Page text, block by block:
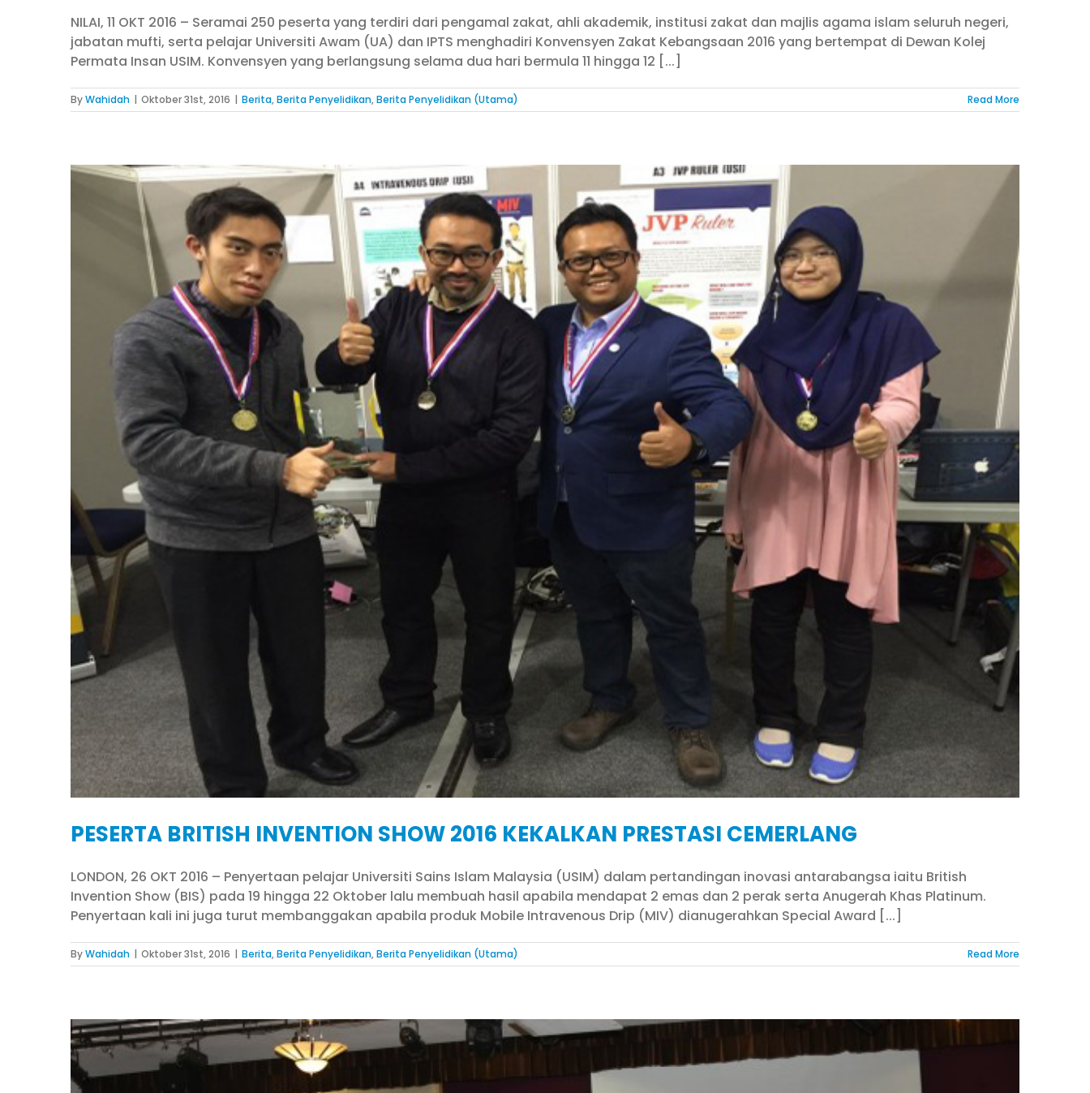
NILAI, 11 OKT 2016 – Seramai 250 peserta yang terdiri dari pengamal zakat, ahli akademik, institusi zakat dan majlis agama islam seluruh negeri,
jabatan mufti, serta pelajar Universiti Awam (UA) dan IPTS menghadiri Konvensyen Zakat Kebangsaan 2016 yang bertempat di Dewan Kolej
Permata Insan USIM. Konvensyen yang berlangsung selama dua hari bermula 11 hingga 12 [...]
ByWahidah | Oktober 31st, 2016 | Berita,Berita Penyelidikan,Berita Penyelidikan (Utama) Read More
PESERTA BRITISH INVENTION SHOW 2016 KEKALKAN PRESTASI CEMERLANG
LONDON, 26 OKT 2016 – Penyertaan pelajar Universiti Sains Islam Malaysia (USIM) dalam pertandingan inovasi antarabangsa iaitu British
Invention Show (BIS) pada 19 hingga 22 Oktober lalu membuah hasil apabila mendapat 2 emas dan 2 perak serta Anugerah Khas Platinum.
Penyertaan kali ini juga turut membanggakan apabila produk Mobile Intravenous Drip (MIV) dianugerahkan Special Award [...]
ByWahidah | Oktober 31st, 2016 | Berita,Berita Penyelidikan,Berita Penyelidikan (Utama) Read More